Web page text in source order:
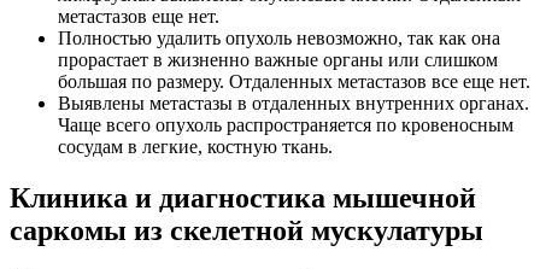
метастазов еще нет.
Полностью удалить опухоль невозможно, так как она
прорастает в жизненно важные органы или слишком
большая по размеру. Отдаленных метастазов все еще нет.
Выявлены метастазы в отдаленных внутренних органах.
Чаще всего опухоль распространяется по кровеносным
сосудам в легкие, костную ткань.
Клиника и диагностика мышечной
саркомы из скелетной мускулатуры